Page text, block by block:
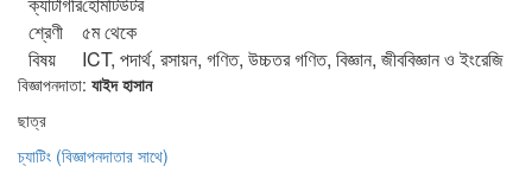
শ্রেণী
৫ম থেকে
বিষয়
ICT, পদার্থ, রসায়ন, গণিত, উচ্চতর গণিত, বিজ্ঞান, জীববিজ্ঞান ও ইংরেজি
বিজ্ঞাপনদাতা: যাইদ হাসান
ছাত্র
চ্যাটিং (বিজ্ঞাপনদাতার সাথে)